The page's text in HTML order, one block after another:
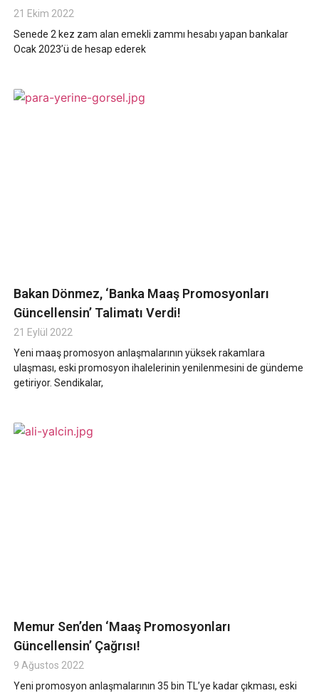
21 Ekim 2022
Senede 2 kez zam alan emekli zammı hesabı yapan bankalar
Ocak 2023’ü de hesap ederek
Bakan Dönmez, ‘Banka Maaş Promosyonları
Güncellensin’ Talimatı Verdi!
21 Eylül 2022
Yeni maaş promosyon anlaşmalarının yüksek rakamlara
ulaşması, eski promosyon ihalelerinin yenilenmesini de gündeme
getiriyor. Sendikalar,
Memur Sen’den ‘Maaş Promosyonları
Güncellensin’ Çağrısı!
9 Ağustos 2022
Yeni promosyon anlaşmalarının 35 bin TL’ye kadar çıkması, eski